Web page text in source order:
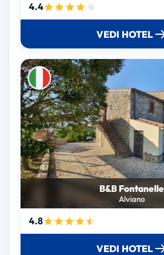
4.4
VEDI HOTEL
B&B Fontanelle
Alviano
4.8
VEDI HOTEL